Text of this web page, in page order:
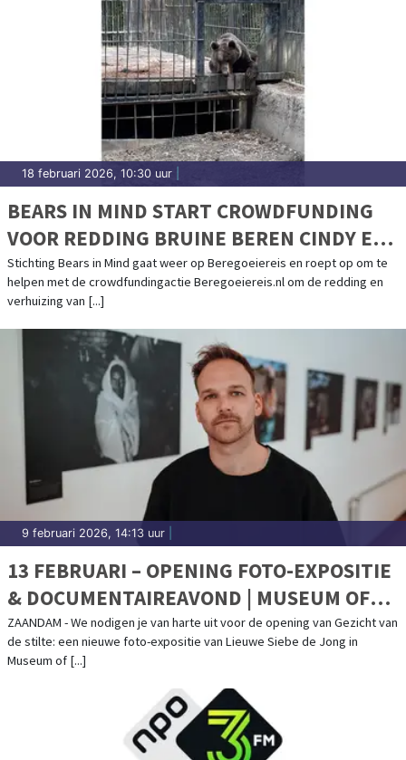
18 februari 2026, 10:30 uur
BEARS IN MIND START CROWDFUNDING
VOOR REDDING BRUINE BEREN CINDY EN
FELIPE UIT AZERBEIDZJAN
Stichting Bears in Mind gaat weer op Beregoeiereis en roept op om te
helpen met de crowdfundingactie Beregoeiereis.nl om de redding en
verhuizing van [...]
9 februari 2026, 14:13 uur
13 FEBRUARI – OPENING FOTO-EXPOSITIE
& DOCUMENTAIREAVOND | MUSEUM OF
HUMANITY
ZAANDAM - We nodigen je van harte uit voor de opening van Gezicht van
de stilte: een nieuwe foto-expositie van Lieuwe Siebe de Jong in
Museum of [...]